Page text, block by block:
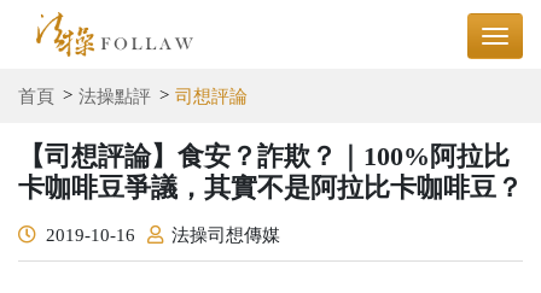
首頁 法操點評 司想評論
【司想評論】食安？詐欺？｜100%阿拉比
卡咖啡豆爭議，其實不是阿拉比卡咖啡豆？
2019-10-16 法操司想傳媒